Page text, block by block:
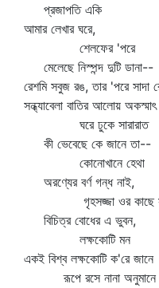
প্রজাপতি একি
আমার লেখার ঘরে,
শেলফের 'পরে
মেলেছে নিস্পন্দ দুটি ডানা--
রেশমি সবুজ রঙ, তার 'পরে সাদা
সন্ধ্যাবেলা বাতির আলোয় অকস্মাৎ
ঘরে ঢুকে সারারাত
কী ভেবেছে কে জানে তা--
কোনোখানে হেথা
অরণ্যের বর্ণ গন্ধ নাই,
গৃহসজ্জা ওর কাছে
বিচিত্র বোধের এ ভুবন,
লক্ষকোটি মন
একই বিশ্ব লক্ষকোটি ক'রে জানে
রূপে রসে নানা